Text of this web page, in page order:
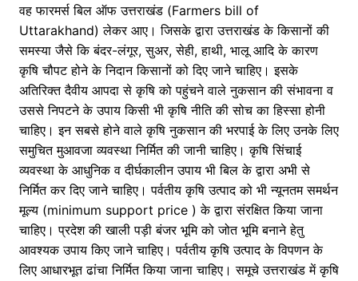
वह फारमर्स बिल ऑफ उत्तराखंड (Farmers bill of
Uttarakhand) लेकर आए। जिसके द्वारा उत्तराखंड के किसानों की
समस्या जैसे कि बंदर-लंगूर, सुअर, सेही, हाथी, भालू आदि के कारण
कृषि चौपट होने के निदान किसानों को दिए जाने चाहिए। इसके
अतिरिक्त दैवीय आपदा से कृषि को पहुंचने वाले नुकसान की संभावना व
उससे निपटने के उपाय किसी भी कृषि नीति की सोच का हिस्सा होनी
चाहिए। इन सबसे होने वाले कृषि नुकसान की भरपाई के लिए उनके लिए
समुचित मुआवजा व्यवस्था निर्मित की जानी चाहिए। कृषि सिंचाई
व्यवस्था के आधुनिक व दीर्घकालीन उपाय भी बिल के द्वारा अभी से
निर्मित कर दिए जाने चाहिए। पर्वतीय कृषि उत्पाद को भी न्यूनतम समर्थन
मूल्य (minimum support price ) के द्वारा संरक्षित किया जाना
चाहिए। प्रदेश की खाली पड़ी बंजर भूमि को जोत भूमि बनाने हेतु
आवश्यक उपाय किए जाने चाहिए। पर्वतीय कृषि उत्पाद के विपणन के
लिए आधारभूत ढांचा निर्मित किया जाना चाहिए। समूचे उत्तराखंड में कृषि